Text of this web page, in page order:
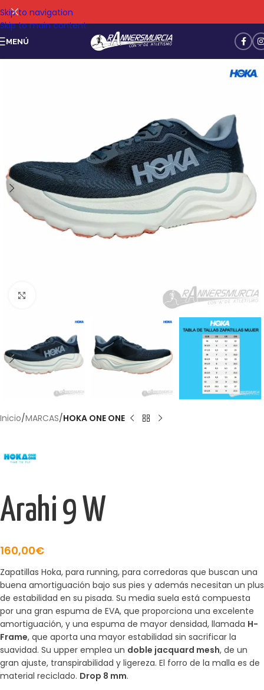
Skip to navigation
Skip to main content
MENÚ
Inicio MARCAS HOKA ONE ONE
Arahi 9 W
160,00€
Zapatillas Hoka, para running, para corredoras que buscan una
buena amortiguación bajo sus pies y además necesitan un plus
de estabilidad en su pisada. Su media suela está compuesta
por una gran espuma de EVA, que proporciona una excelente
amortiguación, y una espuma de mayor densidad, llamada H-
Frame, que aporta una mayor estabilidad sin sacrificar la
suavidad. Su upper emplea un doble jacquard mesh, de un
gran ajuste, transpirabilidad y ligereza. El forro de la malla es de
material reciclado. Drop 8 mm.